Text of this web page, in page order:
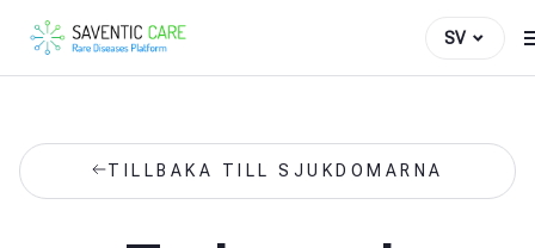
SV
TILLBAKA TILL SJUKDOMARNA